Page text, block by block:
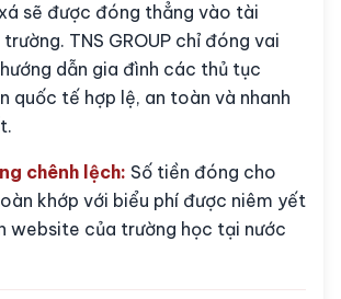
sẽ được đóng thẳng vào tài
TNS GROUP chỉ đóng vai
dẫn gia đình các thủ tục
quốc tế hợp lệ, an toàn và nhanh
chênh lệch: Số tiền đóng cho
khớp với biểu phí được niêm yết
website của trường học tại nước